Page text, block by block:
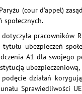
(cour d’appel)
społecznych.
dotyczyła
ubezpieczeń
A1 dla swojego
działań
Sprawiedliwości